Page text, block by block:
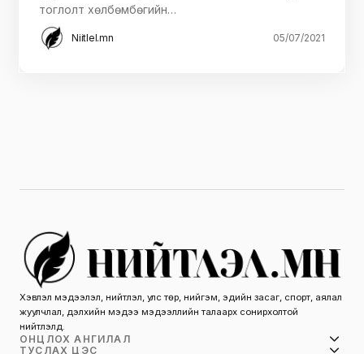
тоглолт хөлбөмбөгийн…
Niitlel.mn 05/07/2021
Хэвлэл мэдээлэл, нийтлэл, улс төр, нийгэм, эдийн засаг, спорт, аялал
жуулчлал, дэлхийн мэдээ мэдээллийн талаарх сонирхолтой
нийтлэлүүд.
ОНЦЛОХ АНГИЛАЛ
ТУСЛАХ ЦЭС